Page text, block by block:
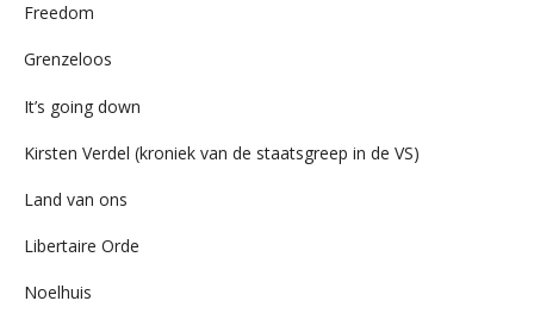
Freedom
Grenzeloos
It’s going down
Kirsten Verdel (kroniek van de staatsgreep in de VS)
Land van ons
Libertaire Orde
Noelhuis